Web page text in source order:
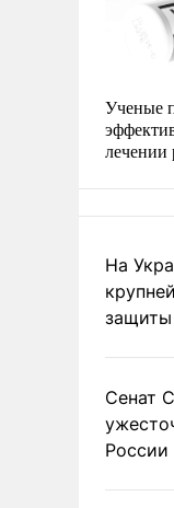
Ученые
лечении
На
защиты
Сенат